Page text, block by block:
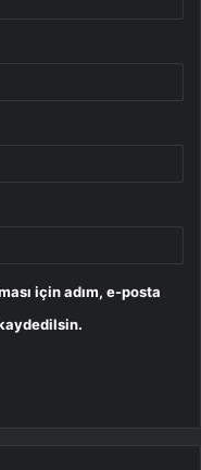
için adım, e-posta